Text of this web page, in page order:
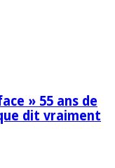
» 55 ans de
dit vraiment